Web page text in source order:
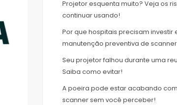
Projetor esquenta muito? Veja os
continuar usando!
Por que hospitais precisam investir
manutenção preventiva de
Seu projetor falhou durante uma
Saiba como evitar!
A poeira pode estar acabando
scanner sem você perceber!